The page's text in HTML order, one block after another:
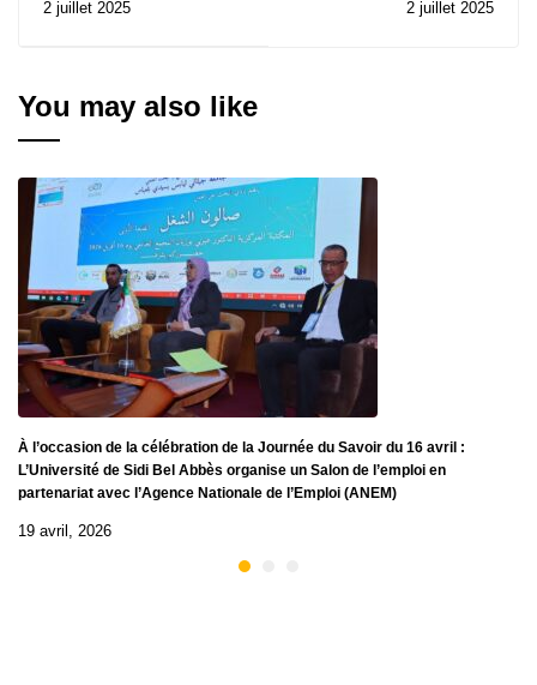
l'Indépendance et de la
2 juillet 2025
important à l'Université
2 juillet 2025
You may also like
À l’occasion de la célébration de la Journée du Savoir du 16 avril :
L’Université de Sidi Bel Abbès organise un Salon de l’emploi en
partenariat avec l’Agence Nationale de l’Emploi (ANEM)
19 avril, 2026